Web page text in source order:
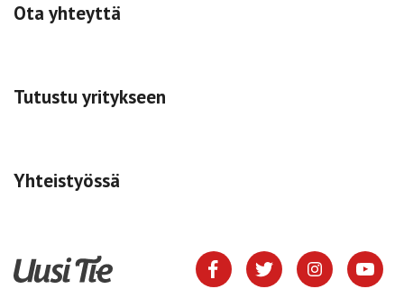
Ota yhteyttä
Tutustu yritykseen
Yhteistyössä